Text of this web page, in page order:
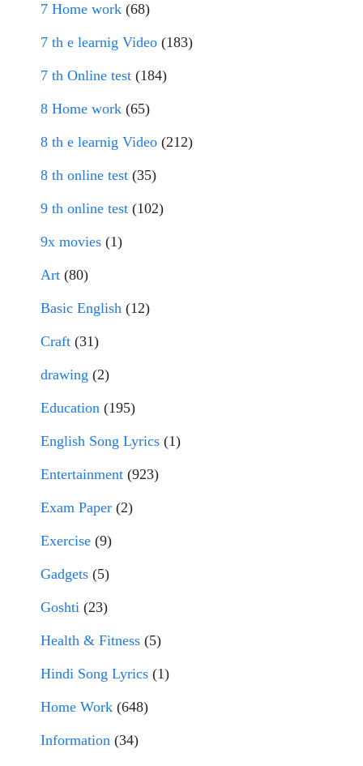
7 Home work (68)
7 th e learnig Video (183)
7 th Online test (184)
8 Home work (65)
8 th e learnig Video (212)
8 th online test (35)
9 th online test (102)
9x movies (1)
Art (80)
Basic English (12)
Craft (31)
drawing (2)
Education (195)
English Song Lyrics (1)
Entertainment (923)
Exam Paper (2)
Exercise (9)
Gadgets (5)
Goshti (23)
Health & Fitness (5)
Hindi Song Lyrics (1)
Home Work (648)
Information (34)